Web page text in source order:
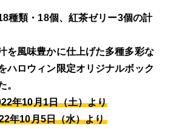
種類・18個、紅茶ゼリー3個の計
を風味豊かに仕上げた多種多彩な
ハロウィン限定オリジナルボック
。
年10月1日（土）より
年10月5日（水）より